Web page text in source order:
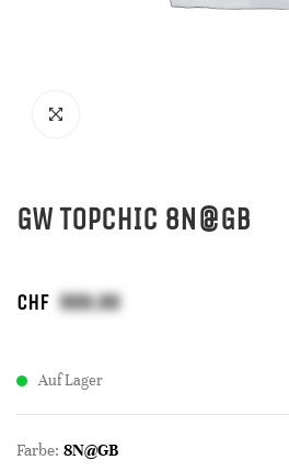
GW TOPCHIC 8N@GB
CHF
Auf Lager
Farbe: 8N@GB